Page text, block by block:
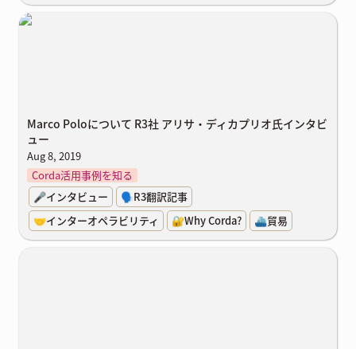
Marco Poloについて R3社 アリサ・ディカプリオ氏インタビュー
Marco Poloについて R3社 アリサ・ディカプリオ氏インタビ
ュー
Aug 8, 2019
Corda活用事例を知る
🎤インタビュー
🗣️R3翻訳記事
🤝インターオペラビリティ
🔐Why Corda? ⛴️貿易
Why ブロックチェーン？ Why Corda? ～ブロックチェーンで世界を